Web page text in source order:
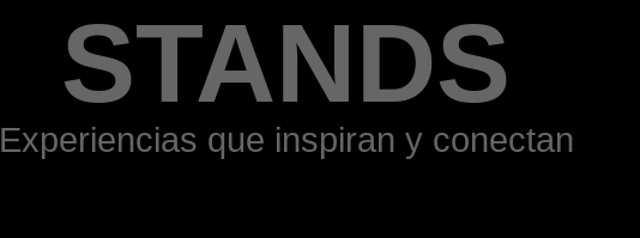
STANDS
Experiencias que inspiran y conectan